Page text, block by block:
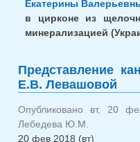
Екатерины
в цирконе из
минерализацией
Представление
Е.В. Левашовой
Опубликовано вт, 20
Лебедева Ю.М.
20 фев 2018 (вт)